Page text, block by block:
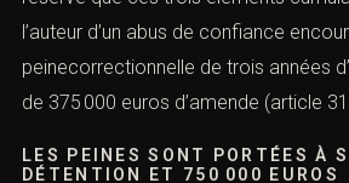
démontrer que l’auteur a eu la volonté
chose qui lui a été remise à titre
d’établir le caractère frauduleux des
cumulatifs soient réunis, l’auteur d’un